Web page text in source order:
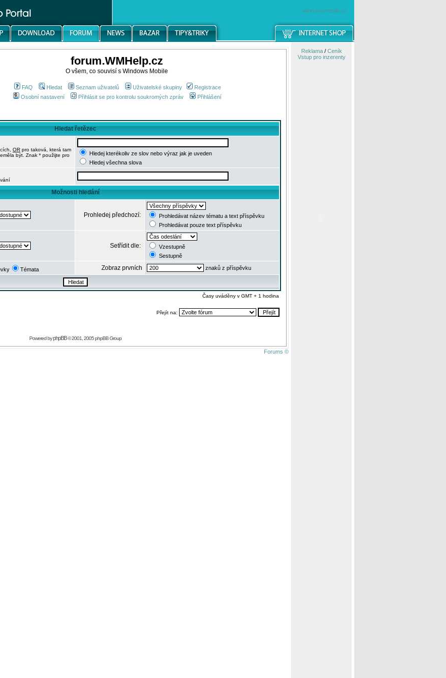
windowsmobile.cz
forum.WMHelp.cz
O všem, co souvisí s Windows Mobile
FAQ Hledat Seznam uživatelů Uživatelské skupiny
Registrace
Osobní nastavení
Přihlásit se pro kontrolu soukromých zpráv Přihlášení
Hledat řetězec
OR pro taková, která tam
být. Znak * použijte pro
Hledej kterékoliv ze slov nebo výraz jak je uveden
Hledej všechna slova
Možnosti hledání
Prohledej předchozí:
Prohledávat název tématu a text příspěvku
Prohledávat pouze text příspěvku
Setřídit dle:
Vzestupně
Sestupně
Témata Zobraz prvních znaků z příspěvku
Časy uváděny v GMT + 1 hodina
Přejít na:
Powered byphpBB© 2001, 2005 phpBB Group
Forums ©
Reklama/ Ceník
Vstup pro inzerenty